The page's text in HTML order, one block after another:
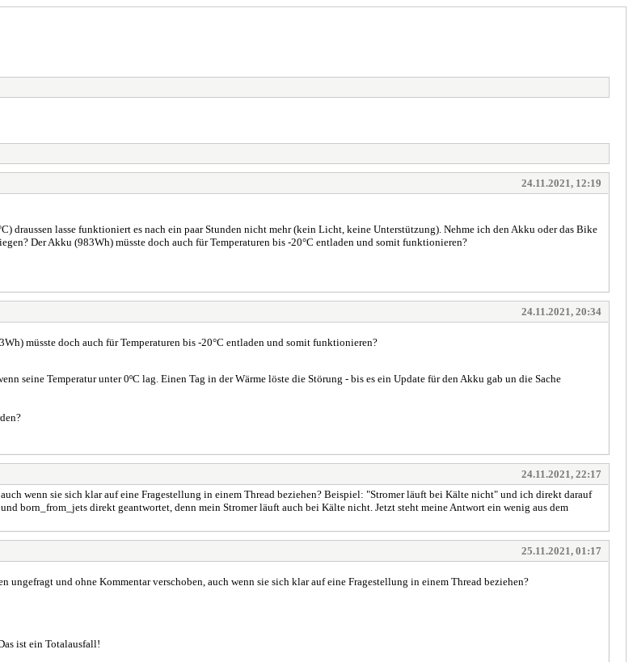
24.11.2021, 12:19
draussen lasse funktioniert es nach ein paar Stunden nicht mehr (kein Licht, keine Unterstützung). Nehme ich den Akku oder das Bike
Der Akku (983Wh) müsste doch auch für Temperaturen bis -20°C entladen und somit funktionieren?
24.11.2021, 20:34
müsste doch auch für Temperaturen bis -20°C entladen und somit funktionieren?
seine Temperatur unter 0ºC lag. Einen Tag in der Wärme löste die Störung - bis es ein Update für den Akku gab un die Sache
24.11.2021, 22:17
wenn sie sich klar auf eine Fragestellung in einem Thread beziehen? Beispiel: "Stromer läuft bei Kälte nicht" und ich direkt darauf
born_from_jets direkt geantwortet, denn mein Stromer läuft auch bei Kälte nicht. Jetzt steht meine Antwort ein wenig aus dem
25.11.2021, 01:17
ungefragt und ohne Kommentar verschoben, auch wenn sie sich klar auf eine Fragestellung in einem Thread beziehen?
ist ein Totalausfall!